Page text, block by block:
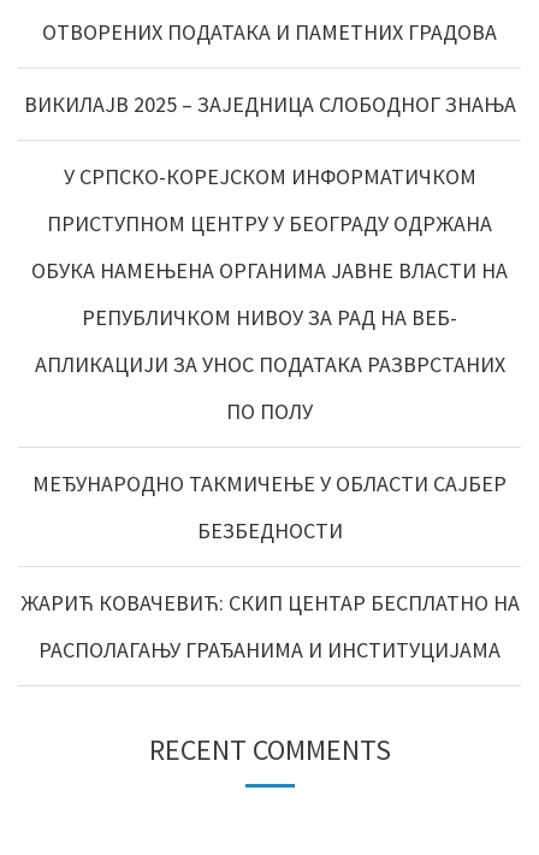
ОТВОРЕНИХ ПОДАТАКА И ПАМЕТНИХ ГРАДОВА
ВИКИЛАЈВ 2025 – ЗАЈЕДНИЦА СЛОБОДНОГ ЗНАЊА
У СРПСКО-КОРЕЈСКОМ ИНФОРМАТИЧКОМ
ПРИСТУПНОМ ЦЕНТРУ У БЕОГРАДУ ОДРЖАНА
ОБУКА НАМЕЊЕНА ОРГАНИМА ЈАВНЕ ВЛАСТИ НА
РЕПУБЛИЧКОМ НИВОУ ЗА РАД НА ВЕБ-
АПЛИКАЦИЈИ ЗА УНОС ПОДАТАКА РАЗВРСТАНИХ
ПО ПОЛУ
МЕЂУНАРОДНО ТАКМИЧЕЊЕ У ОБЛАСТИ САЈБЕР
БЕЗБЕДНОСТИ
ЖАРИЋ КОВАЧЕВИЋ: СКИП ЦЕНТАР БЕСПЛАТНО НА
РАСПОЛАГАЊУ ГРАЂАНИМА И ИНСТИТУЦИЈАМА
RECENT COMMENTS